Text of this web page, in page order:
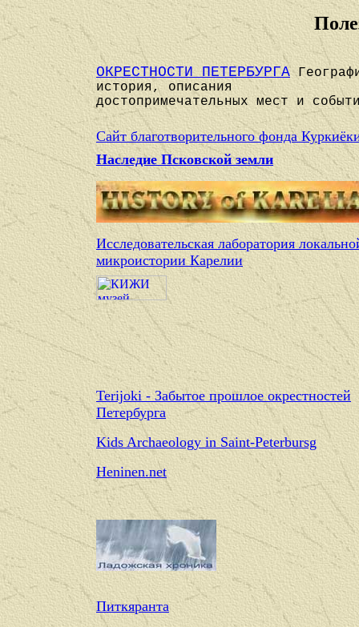
ОКРЕСТНОСТИ ПЕТЕРБУРГА
история, описания
достопримечательных мест и
Сайт благотворительного фонда
Наследие Псковской земли
Исследовательская лаборатория
микроистории Карелии
Terijoki - Забытое прошлое окрестностей
Петербурга
Kids Archaeology in Saint-Peterbursg
Heninen.net
Питкяранта